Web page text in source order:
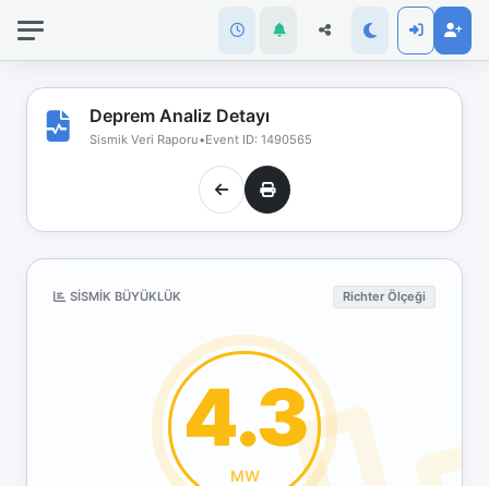
Deprem Analiz Detayı
Sismik Veri Raporu•Event ID: 1490565
SISMIK BÜYÜKLÜK Richter Ölçeği
4.3
MW
bağlantınız
koptu!
Çevrimdışı
moddasınız.